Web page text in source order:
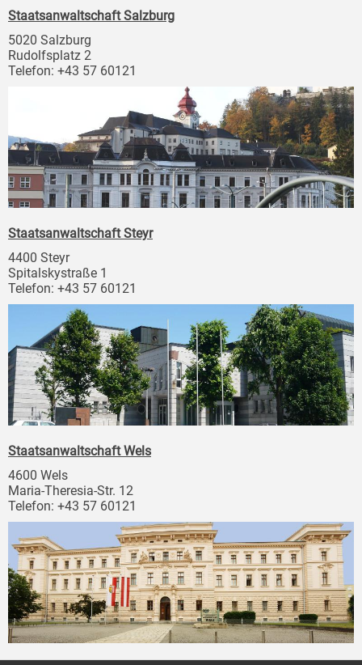
Staatsanwaltschaft Salzburg
5020 Salzburg
Rudolfsplatz 2
Telefon: +43 57 60121
Staatsanwaltschaft Steyr
4400 Steyr
Spitalskystraße 1
Telefon: +43 57 60121
Staatsanwaltschaft Wels
4600 Wels
Maria-Theresia-Str. 12
Telefon: +43 57 60121